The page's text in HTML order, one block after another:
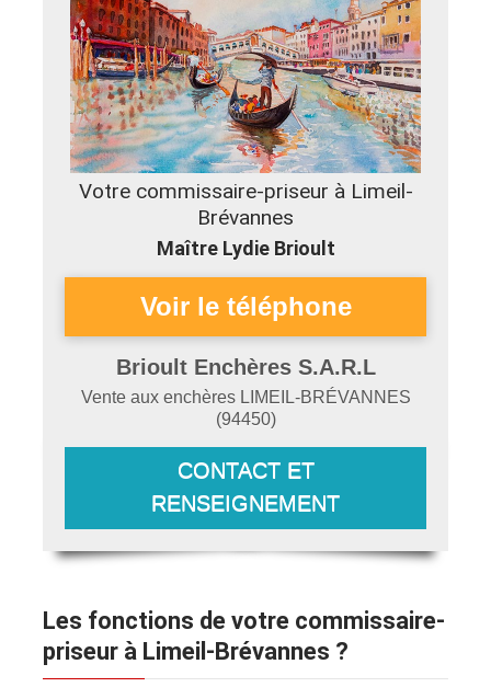
Votre commissaire-priseur à Limeil-
Brévannes
Maître Lydie Brioult
Brioult Enchères S.A.R.L
Vente aux enchères LIMEIL-BRÉVANNES
(94450)
CONTACT ET
RENSEIGNEMENT
Les fonctions de votre commissaire-
priseur à Limeil-Brévannes ?